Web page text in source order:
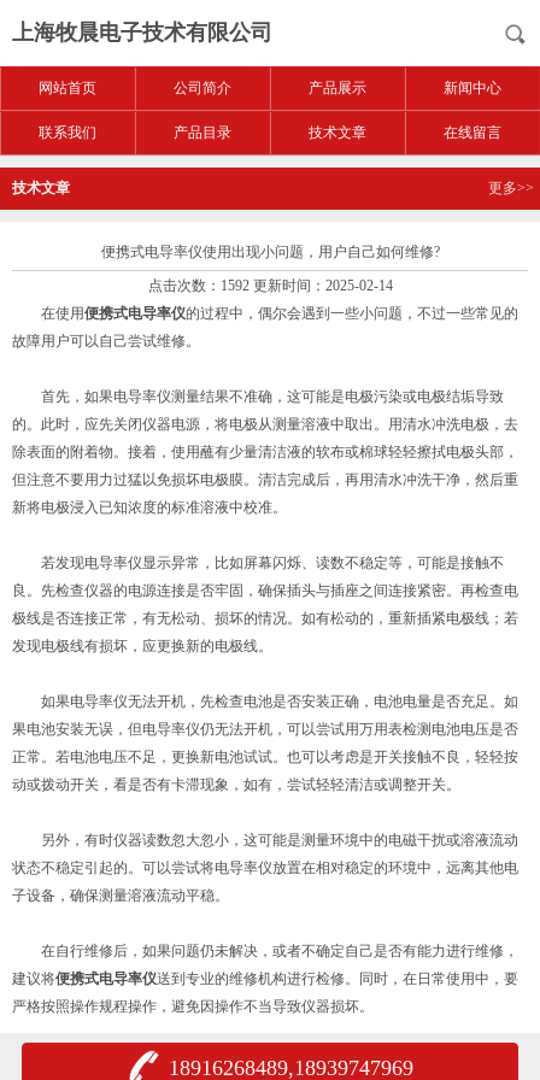
上海牧晨电子技术有限公司
网站首页 公司简介 产品展示 新闻中心
联系我们 产品目录 技术文章 在线留言
技术文章 更多>>
便携式电导率仪使用出现小问题，用户自己如何维修?
点击次数：1592 更新时间：2025-02-14
在使用便携式电导率仪的过程中，偶尔会遇到一些小问题，不过一些常见的
故障用户可以自己尝试维修。
首先，如果电导率仪测量结果不准确，这可能是电极污染或电极结垢导致
的。此时，应先关闭仪器电源，将电极从测量溶液中取出。用清水冲洗电极，去
除表面的附着物。接着，使用蘸有少量清洁液的软布或棉球轻轻擦拭电极头部，
但注意不要用力过猛以免损坏电极膜。清洁完成后，再用清水冲洗干净，然后重
新将电极浸入已知浓度的标准溶液中校准。
若发现电导率仪显示异常，比如屏幕闪烁、读数不稳定等，可能是接触不
良。先检查仪器的电源连接是否牢固，确保插头与插座之间连接紧密。再检查电
极线是否连接正常，有无松动、损坏的情况。如有松动的，重新插紧电极线；若
发现电极线有损坏，应更换新的电极线。
如果电导率仪无法开机，先检查电池是否安装正确，电池电量是否充足。如
果电池安装无误，但电导率仪仍无法开机，可以尝试用万用表检测电池电压是否
正常。若电池电压不足，更换新电池试试。也可以考虑是开关接触不良，轻轻按
动或拨动开关，看是否有卡滞现象，如有，尝试轻轻清洁或调整开关。
另外，有时仪器读数忽大忽小，这可能是测量环境中的电磁干扰或溶液流动
状态不稳定引起的。可以尝试将电导率仪放置在相对稳定的环境中，远离其他电
子设备，确保测量溶液流动平稳。
在自行维修后，如果问题仍未解决，或者不确定自己是否有能力进行维修，
建议将便携式电导率仪送到专业的维修机构进行检修。同时，在日常使用中，要
严格按照操作规程操作，避免因操作不当导致仪器损坏。
18916268489,18939747969